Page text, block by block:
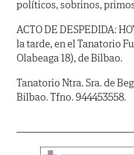
políticos, sobrinos,
ACTO DE DESPEDIDA:
la tarde, en el Tanatorio
Olabeaga 18), de Bilbao.
Tanatorio Ntra. Sra. de
Bilbao. Tfno. 944453558.